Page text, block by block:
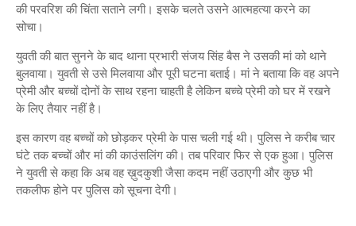
की परवरिश की चिंता सताने लगी। इसके चलते उसने आत्महत्या करने का
सोचा।
युवती की बात सुनने के बाद थाना प्रभारी संजय सिंह बैस ने उसकी मां को थाने
बुलवाया। युवती से उसे मिलवाया और पूरी घटना बताई। मां ने बताया कि वह अपने
प्रेमी और बच्चों दोनों के साथ रहना चाहती है लेकिन बच्चे प्रेमी को घर में रखने
के लिए तैयार नहीं है।
इस कारण वह बच्चों को छोड़कर प्रेमी के पास चली गई थी। पुलिस ने करीब चार
घंटे तक बच्चों और मां की काउंसलिंग की। तब परिवार फिर से एक हुआ। पुलिस
ने युवती से कहा कि अब वह ख़ुदकुशी जैसा कदम नहीं उठाएगी और कुछ भी
तकलीफ होने पर पुलिस को सूचना देगी।